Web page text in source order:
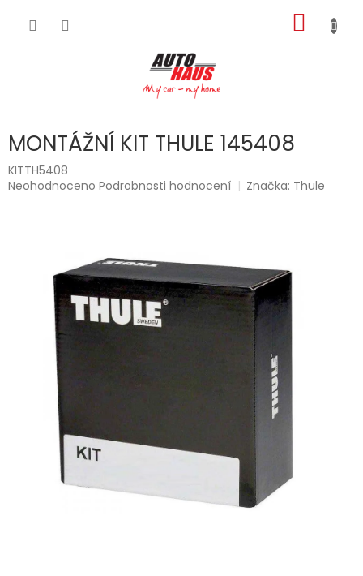
KOŠÍK
MONTÁŽNÍ KIT THULE 145408
KITTH5408
Průměrné
hvězdiček.
Neohodnoceno Podrobnosti hodnocení Značka: Thule